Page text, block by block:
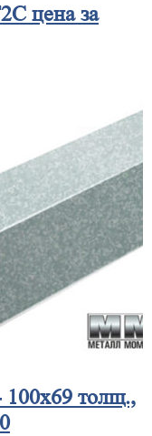
цена за
толщ.,